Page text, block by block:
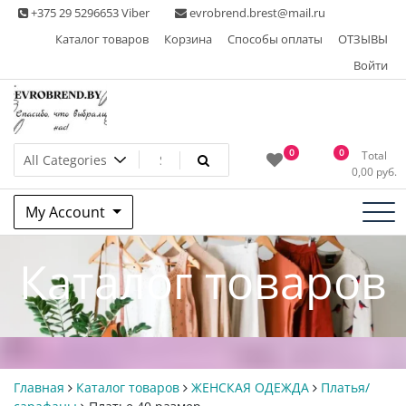
Skip +375 29 5296653 Viber
evrobrend.brest@mail.ru
Каталог товаров
Корзина Способы оплаты
ОТЗЫВЫ
Войти
Интернет-магазин одежды
second hand
0 0
Total
0,00 руб.
My Account
Каталог товаров
Главная Каталог товаров ЖЕНСКАЯ ОДЕЖДА
Платья/